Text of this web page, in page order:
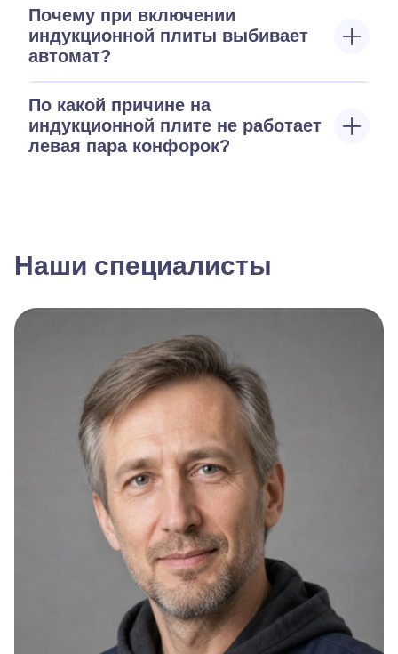
Почему при включении
индукционной плиты выбивает
автомат?
По какой причине на
индукционной плите не работает
левая пара конфорок?
Наши специалисты